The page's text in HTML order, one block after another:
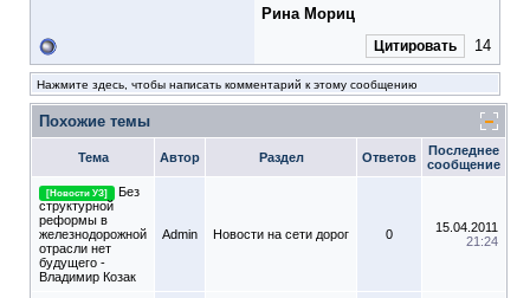
Рина Мориц
Цитировать 14
Нажмите здесь, чтобы написать комментарий к этому сообщению
Похожие темы
Тема Автор Раздел Ответов
Последнее
сообщение
[Новости УЗ]
Без
структурной
реформы в
железнодорожной
отрасли нет
будущего -
Владимир Козак
Admin Новости на сети дорог 0
15.04.2011
21:24